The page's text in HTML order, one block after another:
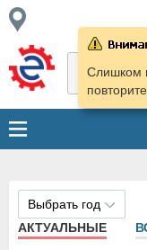
Слишком
Выбрать год
АКТУАЛЬНЫЕ